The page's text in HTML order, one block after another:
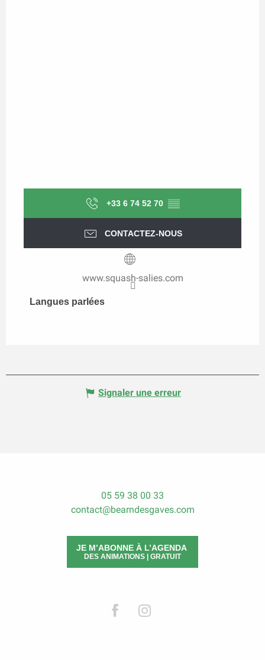
+33 6 74 52 70 ▒▒
CONTACTEZ-NOUS
www.squash-salies.com
Langues parlées
Langues parlées
Signaler une erreur
05 59 38 00 33
contact@bearndesgaves.com
JE M’ABONNE À L’AGENDA
DES ANIMATIONS | GRATUIT